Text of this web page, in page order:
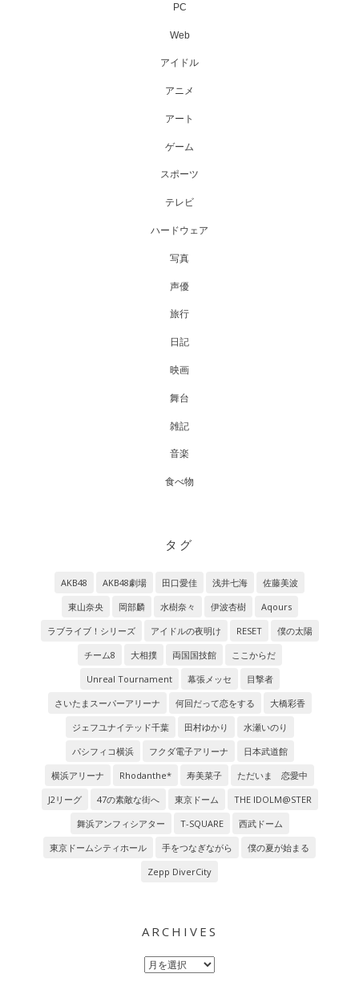
PC
Web
アイドル
アニメ
アート
ゲーム
スポーツ
テレビ
ハードウェア
写真
声優
旅行
日記
映画
舞台
雑記
音楽
食べ物
タグ
AKB48 AKB48劇場 田口愛佳 浅井七海
佐藤美波
東山奈央
岡部麟 水樹奈々 伊波杏樹
Aqours
ラブライブ！シリーズ
アイドルの夜明け RESET
僕の太陽
チーム8
大相撲 両国国技館
ここからだ
Unreal Tournament
幕張メッセ
目撃者
さいたまスーパーアリーナ
何回だって恋をする
大橋彩香
ジェフユナイテッド千葉
田村ゆかり
水瀬いのり
パシフィコ横浜
フクダ電子アリーナ
日本武道館
横浜アリーナ
Rhodanthe* 寿美菜子
ただいま 恋愛中
J2リーグ
47の素敵な街へ 東京ドーム
THE IDOLM@STER
舞浜アンフィシアター
T-SQUARE
西武ドーム
東京ドームシティホール
手をつなぎながら
僕の夏が始まる
Zepp DiverCity
ARCHIVES
Archives